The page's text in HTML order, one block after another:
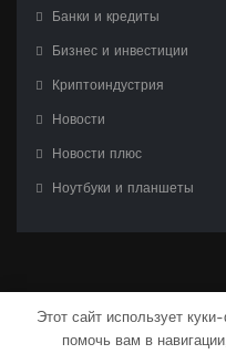
Банки и кредиты
Бизнес и инвестиции
Криптоиндустрия
Новости
Новости плюс
Ноутбуки и планшеты
С гордостью созлано на
Этот сайт использует
помочь вам в